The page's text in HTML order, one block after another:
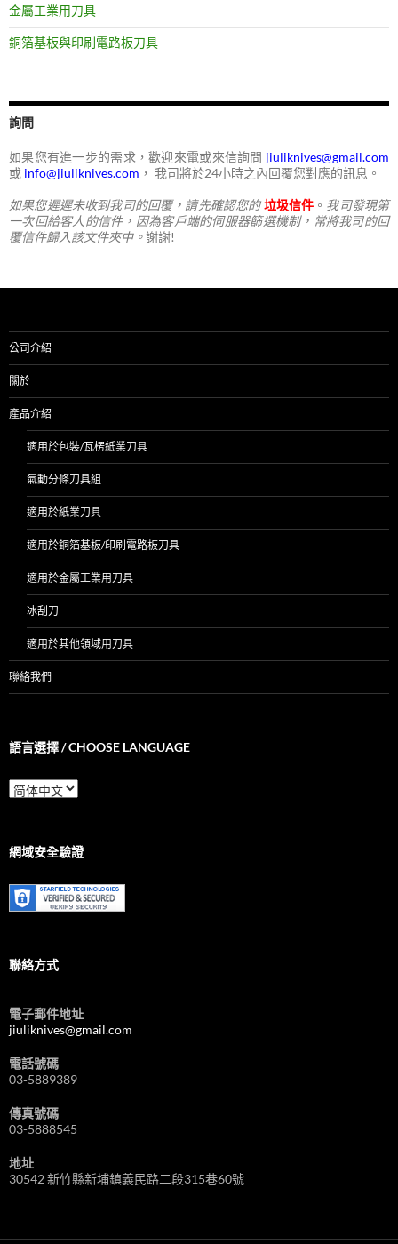
金屬工業用刀具
銅箔基板與印刷電路板刀具
詢問
如果您有進一步的需求，歡迎來電或來信詢問 jiuliknives@gmail.com
或 info@jiuliknives.com ， 我司將於24小時之內回覆您對應的訊息。
如果您遲遲未收到我司的回覆，請先確認您的 垃圾信件 。 我司發現第
一次回給客人的信件，因為客戶端的伺服器篩選機制，常將我司的回
覆信件歸入該文件夾中。謝謝!
公司介紹
關於
產品介紹
適用於包裝/瓦楞紙業刀具
氣動分條刀具組
適用於紙業刀具
適用於銅箔基板/印刷電路板刀具
適用於金屬工業用刀具
冰刮刀
適用於其他領域用刀具
聯絡我們
語言選擇 / CHOOSE LANGUAGE
語
言
/
Language
網域安全驗證
聯絡方式
電子郵件地址
jiuliknives@gmail.com
電話號碼
03-5889389
傳真號碼
03-5888545
地址
30542 新竹縣新埔鎮義民路二段315巷60號